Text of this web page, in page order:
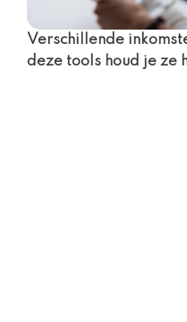
Verschillende
deze tools houd je ze